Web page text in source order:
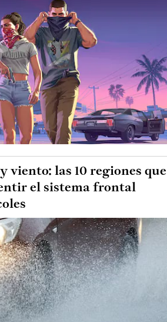
viento: las 10 regiones que
el sistema frontal